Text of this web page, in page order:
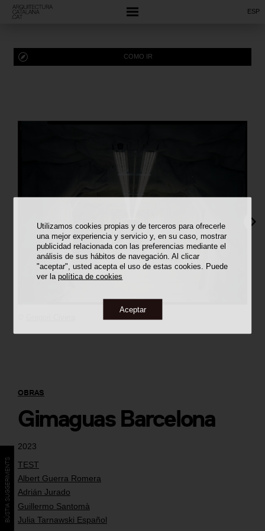
Utilizamos cookies propias y de terceros para ofrecerle
una mejor experiencia y servicio y, en su caso, mostrar
publicidad relacionada con las preferencias mediante el
análisis de sus hábitos de navegación. Al clicar
"aceptar", usted acepta el uso de estas cookies. Puede
ver lapolítica de cookies
Aceptar
ESP
2023
TEST
Albert Guerra Romera
Adrián Jurado
Guillermo Santomà
Julia Tarnawski Español
OBRAS
Gimaguas Barcelona
COMO IR
BÚSTIA SUGGERIMENTS